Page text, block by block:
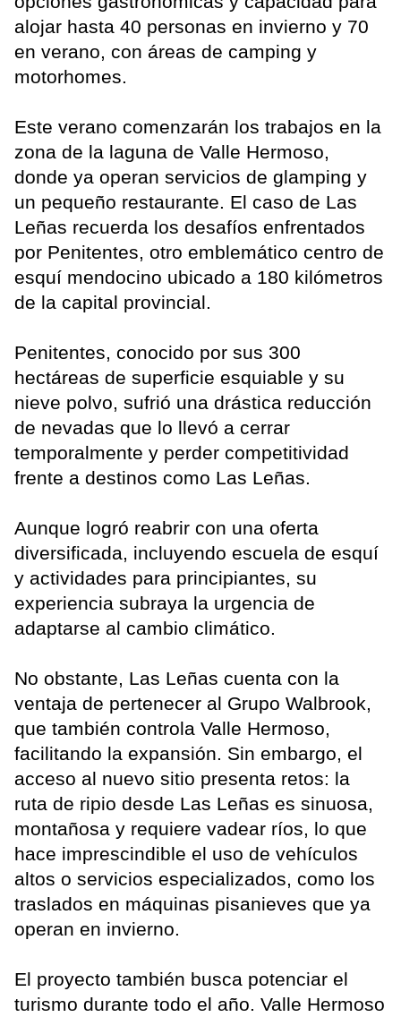
alojar hasta 40 personas en invierno y 70
en verano, con áreas de camping y
motorhomes.
Este verano comenzarán los trabajos en la
zona de la laguna de Valle Hermoso,
donde ya operan servicios de glamping y
un pequeño restaurante. El caso de Las
Leñas recuerda los desafíos enfrentados
por Penitentes, otro emblemático centro de
esquí mendocino ubicado a 180 kilómetros
de la capital provincial.
Penitentes, conocido por sus 300
hectáreas de superficie esquiable y su
nieve polvo, sufrió una drástica reducción
de nevadas que lo llevó a cerrar
temporalmente y perder competitividad
frente a destinos como Las Leñas.
Aunque logró reabrir con una oferta
diversificada, incluyendo escuela de esquí
y actividades para principiantes, su
experiencia subraya la urgencia de
adaptarse al cambio climático.
No obstante, Las Leñas cuenta con la
ventaja de pertenecer al Grupo Walbrook,
que también controla Valle Hermoso,
facilitando la expansión. Sin embargo, el
acceso al nuevo sitio presenta retos: la
ruta de ripio desde Las Leñas es sinuosa,
montañosa y requiere vadear ríos, lo que
hace imprescindible el uso de vehículos
altos o servicios especializados, como los
traslados en máquinas pisanieves que ya
operan en invierno.
El proyecto también busca potenciar el
turismo durante todo el año. Valle Hermoso